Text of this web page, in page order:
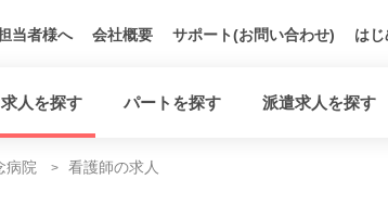
当者様へ 会社概要 サポート(お問い合わせ) は
求人を探す パートを探す 派遣求人を探す
病院 看護師の求人